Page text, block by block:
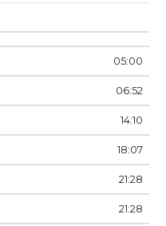
05:00
06:52
14:10
18:07
21:28
21:28